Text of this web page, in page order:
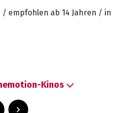
/ empfohlen ab 14 Jahren / in
Kinos